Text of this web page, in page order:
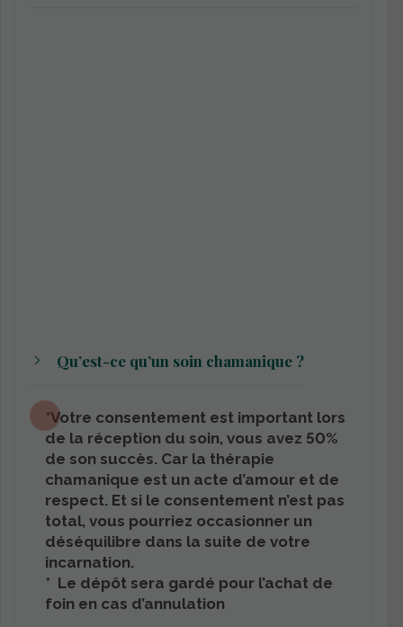
Qu’est-ce qu’un soin chamanique ?
*Votre consentement est important lors
de la réception du soin, vous avez 50%
de son succès. Car la thérapie
chamanique est un acte d’amour et de
respect. Et si le consentement n’est pas
total, vous pourriez occasionner un
déséquilibre dans la suite de votre
incarnation.
* Le dépôt sera gardé pour l’achat de
foin en cas d’annulation